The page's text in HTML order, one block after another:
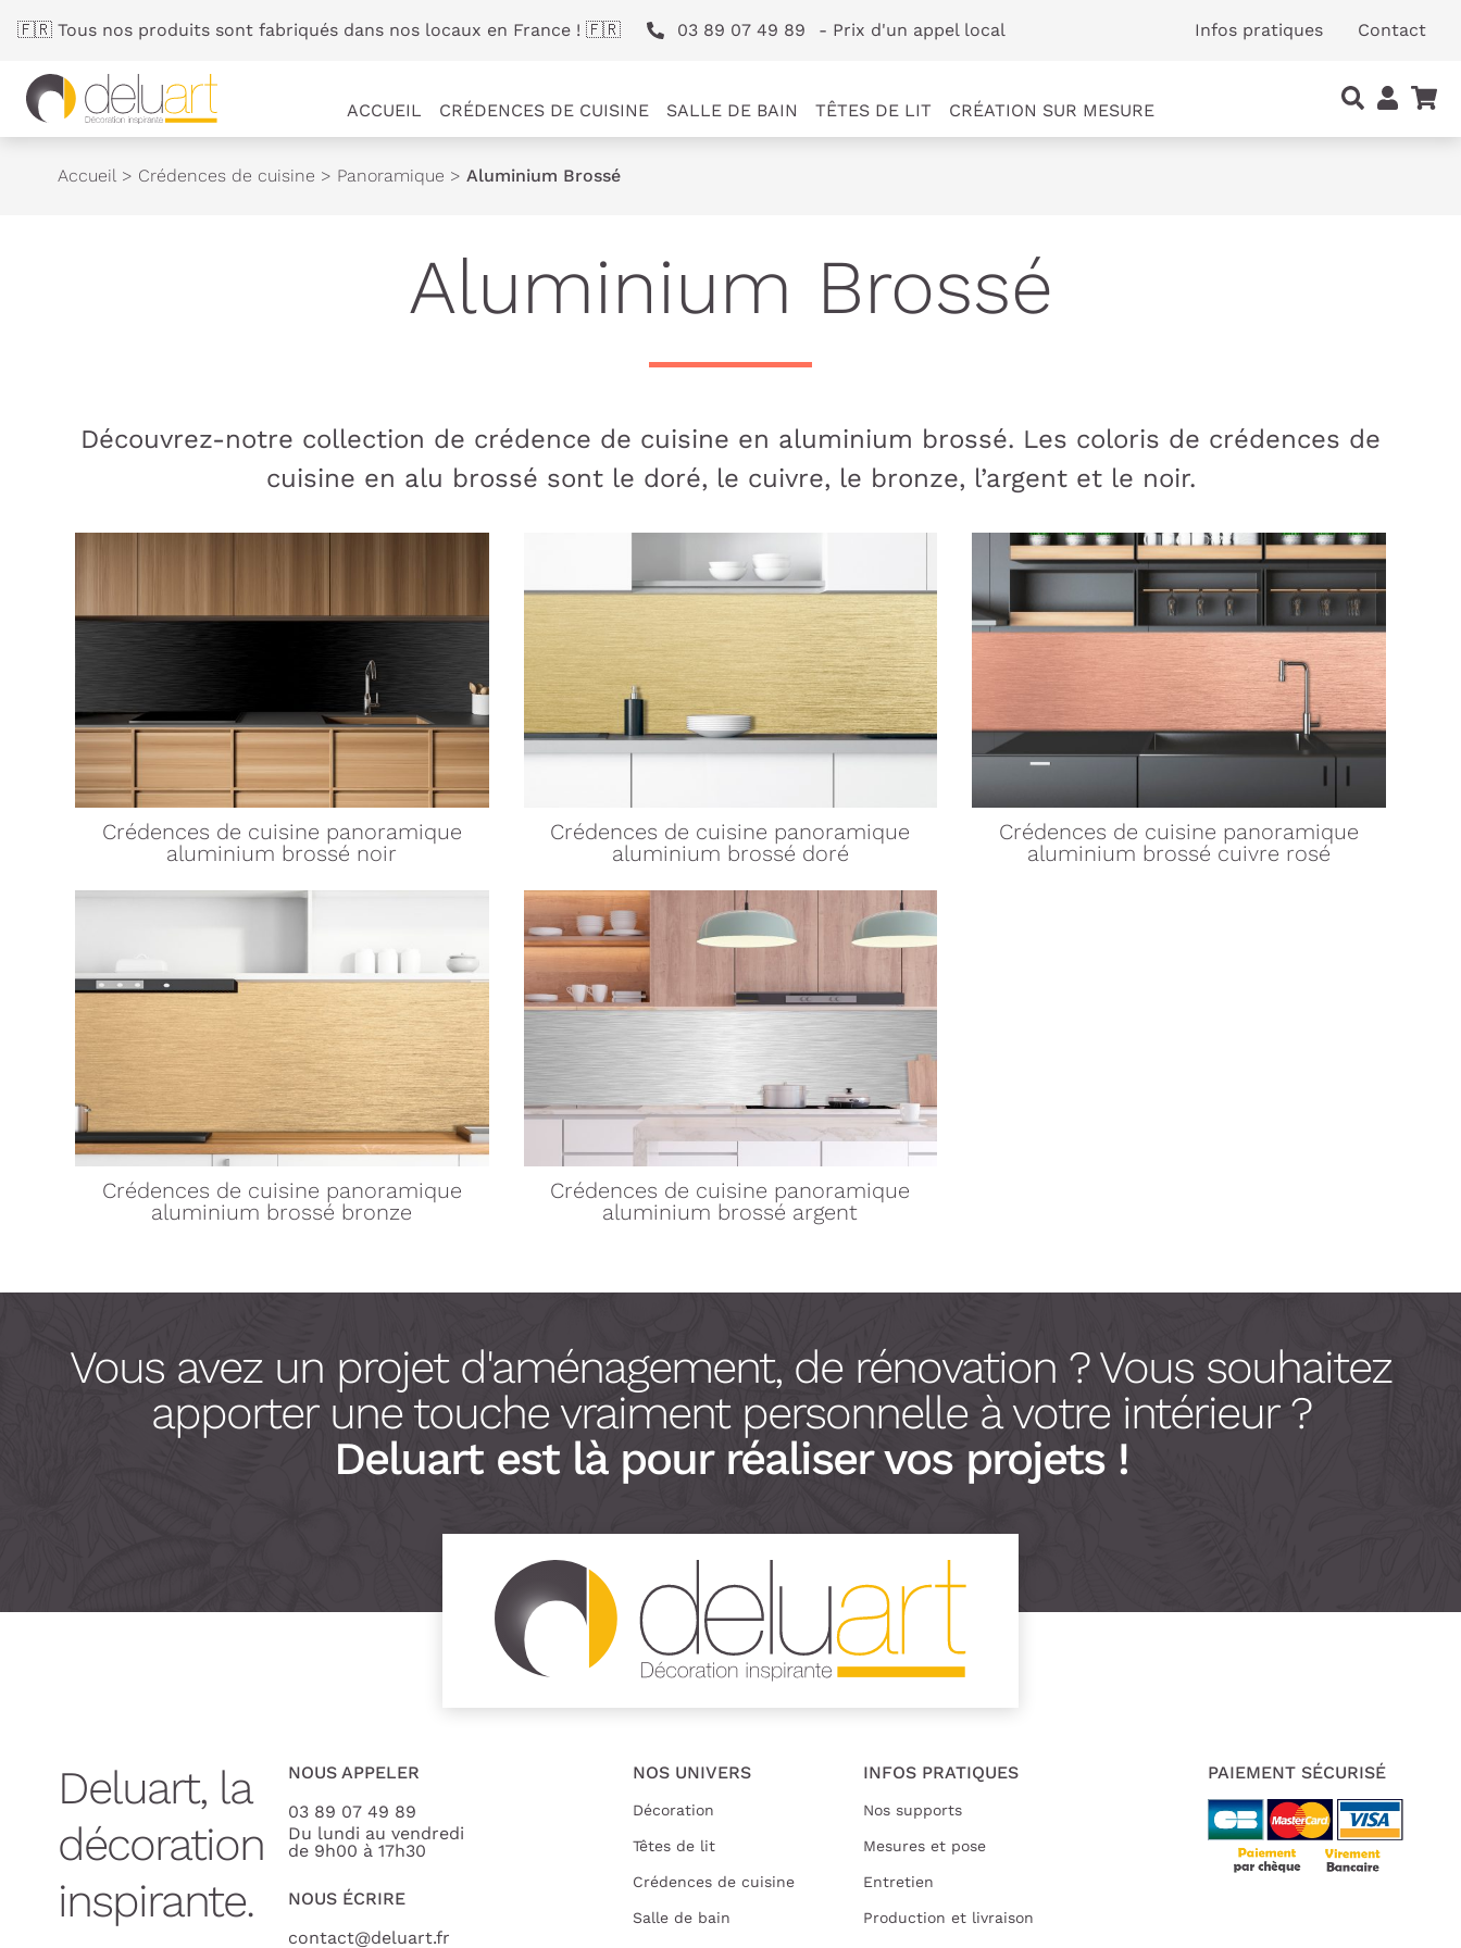
🇫🇷 Tous nos produits sont fabriqués dans nos locaux en France ! 🇫🇷 03 89 07 49 89 - Prix d'un appel local Infos pratiques Contact
ACCUEIL CRÉDENCES DE CUISINE SALLE DE BAIN TÊTES DE LIT CRÉATION SUR MESURE
Accueil > Crédences de cuisine > Panoramique > Aluminium Brossé
Aluminium Brossé
Découvrez-notre collection de crédence de cuisine en aluminium brossé. Les coloris de crédences de
cuisine en alu brossé sont le doré, le cuivre, le bronze, l’argent et le noir.
Crédences de cuisine panoramique
aluminium brossé noir
Crédences de cuisine panoramique
aluminium brossé doré
Crédences de cuisine panoramique
aluminium brossé cuivre rosé
Crédences de cuisine panoramique
aluminium brossé bronze
Crédences de cuisine panoramique
aluminium brossé argent
Vous avez un projet d'aménagement, de rénovation ? Vous souhaitez
apporter une touche vraiment personnelle à votre intérieur ?
Deluart est là pour réaliser vos projets !
Deluart, la
décoration
inspirante.
NOUS APPELER
03 89 07 49 89
Du lundi au vendredi
de 9h00 à 17h30
NOUS ÉCRIRE
contact@deluart.fr
NOS UNIVERS
Décoration
Têtes de lit
Crédences de cuisine
Salle de bain
INFOS PRATIQUES
Nos supports
Mesures et pose
Entretien
Production et livraison
PAIEMENT SÉCURISÉ